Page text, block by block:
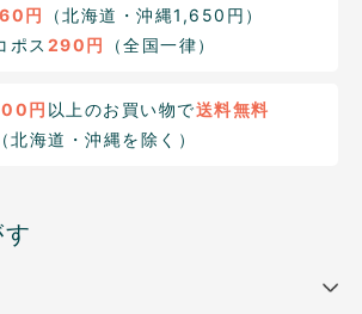
円
（北海道・沖縄1,650円）
ポス 290円 （全国一律）
円 以上のお買い物で送料無料
（北海道・沖縄を除く）